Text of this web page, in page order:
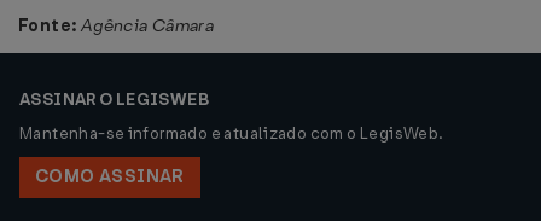
Fonte: Agência Câmara
ASSINAR O LEGISWEB
Mantenha-se informado e atualizado com o LegisWeb.
COMO ASSINAR